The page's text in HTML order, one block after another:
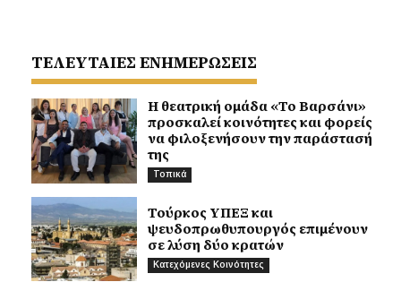
ΤΕΛΕΥΤΑΙΕΣ ΕΝΗΜΕΡΩΣΕΙΣ
Η θεατρική ομάδα «Το Βαρσάνι»
προσκαλεί κοινότητες και φορείς
να φιλοξενήσουν την παράστασή
της
Τοπικά
Τούρκος ΥΠΕΞ και
ψευδοπρωθυπουργός επιμένουν
σε λύση δύο κρατών
Κατεχόμενες Κοινότητες